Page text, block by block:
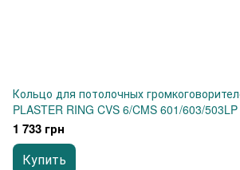
Кольцо для потолочных
PLASTER RING CVS 6/CMS 601/603/503LP
1 733 грн
Купить